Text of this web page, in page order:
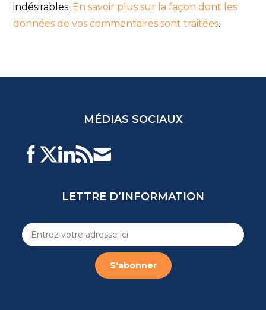
indésirables. En savoir plus sur la façon dont les
données de vos commentaires sont traitées.
MÉDIAS SOCIAUX
LETTRE D’INFORMATION